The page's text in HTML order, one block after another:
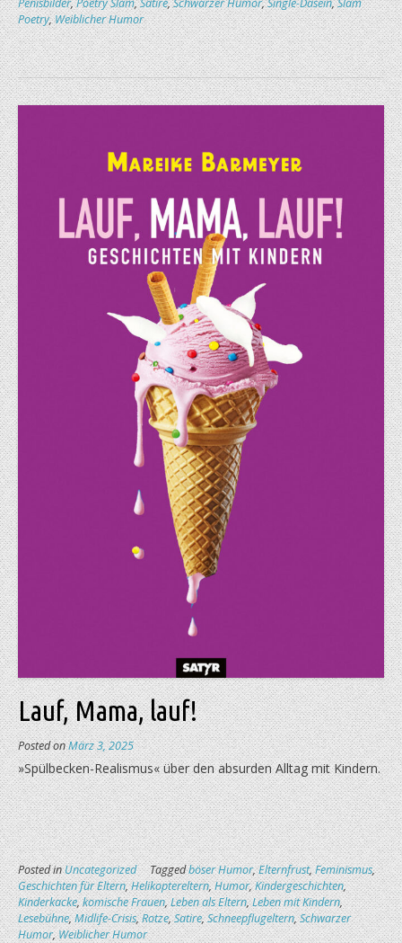
Penisbilder,Poetry Slam,Satire,Schwarzer Humor,Single-Dasein,Slam
Poetry,Weiblicher Humor
Lauf, Mama, lauf!
Posted onMärz 3, 2025
»Spülbecken-Realismus« über den absurden Alltag mit Kindern.
Posted inUncategorized Taggedböser Humor,Elternfrust,Feminismus,
Geschichten für Eltern,Helikoptereltern,Humor,Kindergeschichten,
Kinderkacke,komische Frauen,Leben als Eltern,Leben mit Kindern,
Lesebühne,Midlife-Crisis,Rotze,Satire,Schneepflugeltern,Schwarzer
Humor,Weiblicher Humor